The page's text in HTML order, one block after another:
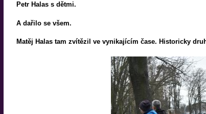
Petr Halas s dětmi.
A dařilo se všem.
Matěj Halas tam zvítězil ve vynikajícím čase. Historicky